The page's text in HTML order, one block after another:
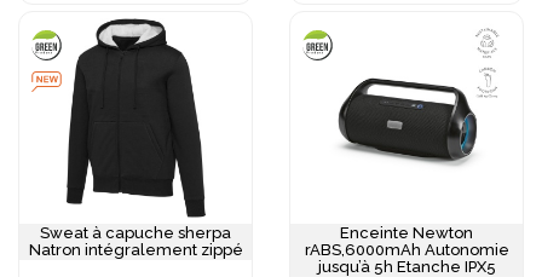
Sweat à capuche sherpa
Natron intégralement zippé
Enceinte Newton
rABS,6000mAh Autonomie
jusqu’à 5h Etanche IPX5